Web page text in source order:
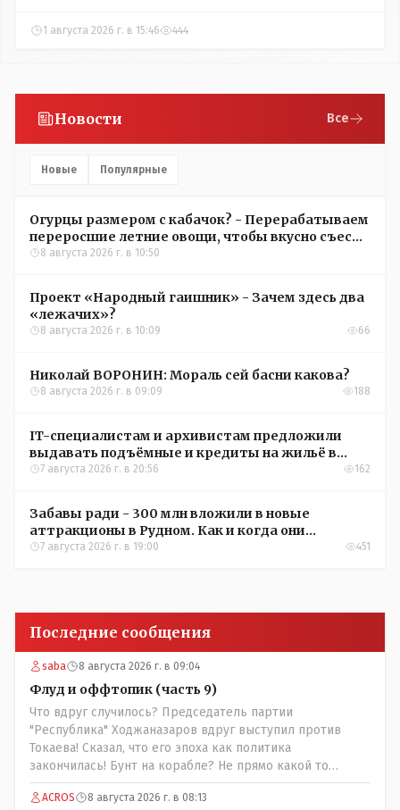
1 августа 2026 г. в 15:46 444
Новости Все
Новые Популярные
Огурцы размером с кабачок? - Перерабатываем
переросшие летние овощи, чтобы вкусно съесть
зимой
8 августа 2026 г. в 10:50
Проект «Народный гаишник» - Зачем здесь два
«лежачих»?
8 августа 2026 г. в 10:09 66
Николай ВОРОНИН: Мораль сей басни какова?
8 августа 2026 г. в 09:09 188
IT-специалистам и архивистам предложили
выдавать подъёмные и кредиты на жильё в
сёлах Казахстана
7 августа 2026 г. в 20:56 162
Забавы ради - 300 млн вложили в новые
аттракционы в Рудном. Как и когда они
окупятся?
7 августа 2026 г. в 19:00 451
Последние сообщения
saba 8 августа 2026 г. в 09:04
Флуд и оффтопик (часть 9)
Что вдруг случилось? Председатель партии
"Республика" Ходжаназаров вдруг выступил против
Токаева! Сказал, что его эпоха как политика
закончилась! Бунт на корабле? Не прямо какой то
правдолюб вдруг выступил! Может он инопланетянин?
Появился неизвестно откуда, отжал у бывшего
ACROS 8 августа 2026 г. в 08:13